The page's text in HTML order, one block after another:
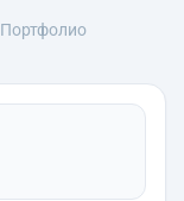
Портфолио